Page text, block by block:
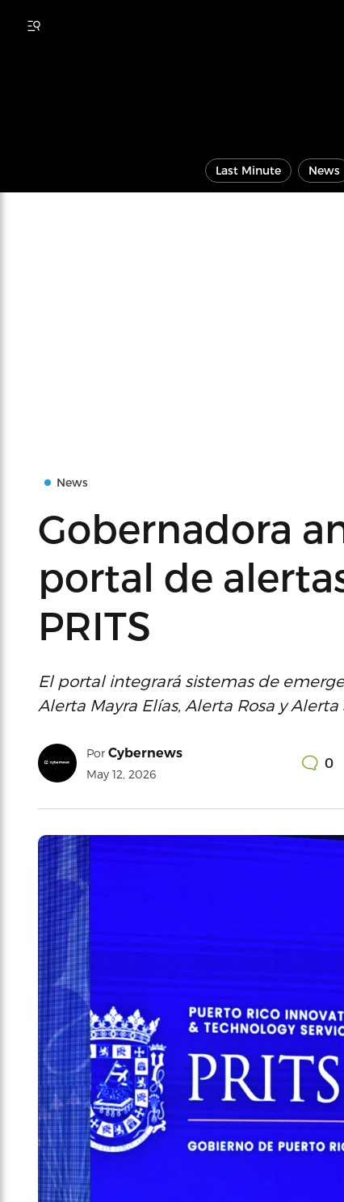
Last Minute News
News
Gobernadora
portal de
PRITS
El portal integrará sistemas de
Alerta Mayra Elías, Alerta Rosa y Alerta
Por Cybernews
May 12, 2026
0